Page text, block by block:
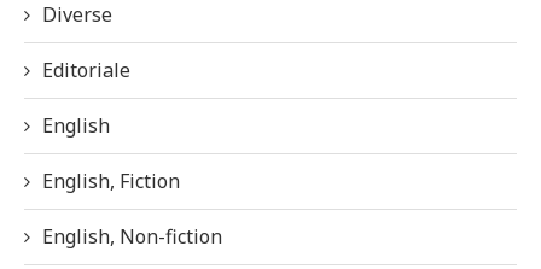
Diverse
Editoriale
English
English, Fiction
English, Non-fiction